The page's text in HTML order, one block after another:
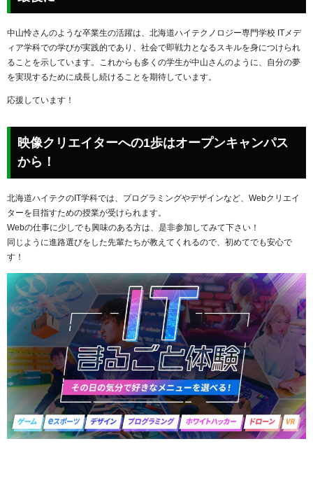
中山怜さんのような卒業生の活躍は、北海道ハイテクノロジー専門学校 ITメデ
ィア学科での学びが実践的であり、社会で即戦力となるスキルを身につけられ
ることを示しています。これからも多くの学生が中山さんのように、自分の夢
を実現するために成長し続けることを期待しています。
応援しています！
映像クリエイターへの1歩はオープンキャンパス
から！
北海道ハイテクのIT学科では、プログラミングやデザインなど、Webクリエイ
ターを目指すための授業が受けられます。
Webの仕事に少しでも興味のある方は、是非参加してみて下さい！
同じように進路選びをした先輩たちが教えてくれるので、初めてでも安心で
す！